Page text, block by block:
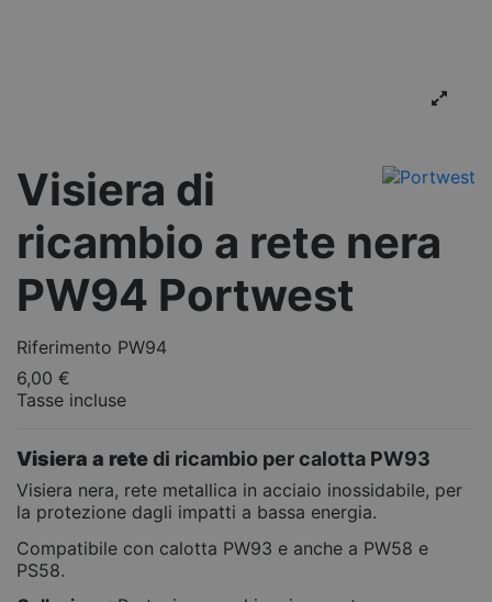
Visiera di
ricambio a rete nera
PW94 Portwest
Riferimento PW94
6,00 €
Tasse incluse
Visiera a retedi ricambio per calotta PW93
Visiera nera, rete metallica in acciaio inossidabile, per
la protezione dagli impatti a bassa energia.
Compatibile con calotta PW93 e anche a PW58 e
PS58.